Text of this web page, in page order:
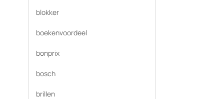
blokker
boekenvoordeel
bonprix
bosch
brillen